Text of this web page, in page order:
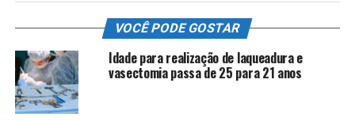
VOCÊ PODE GOSTAR
Idade para realização de laqueadura e
vasectomia passa de 25 para 21 anos